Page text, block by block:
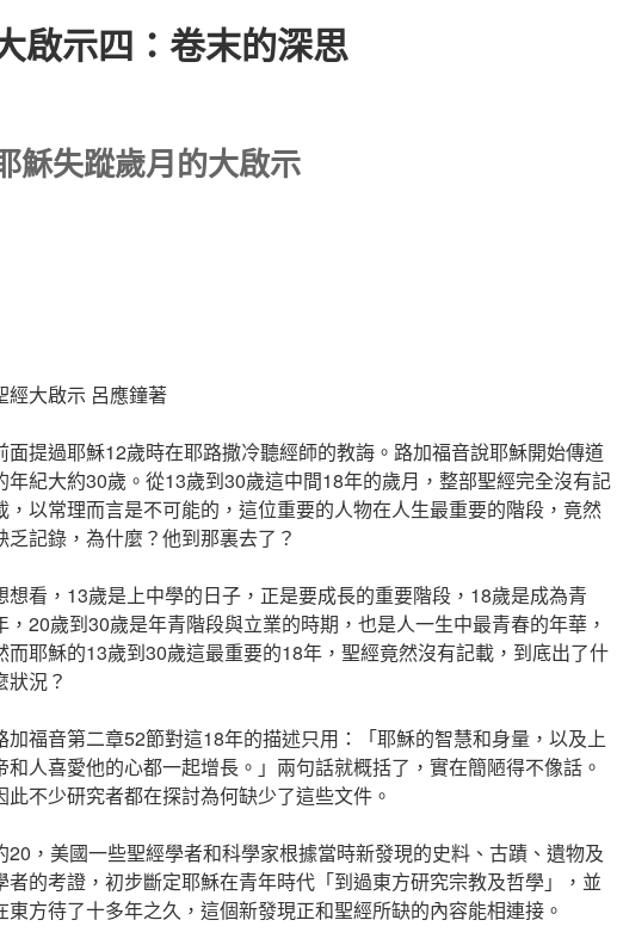
啟示四：卷末的深思
穌失蹤歲月的大啟示
經大啟示 呂應鐘著
面提過耶穌12歲時在耶路撒冷聽經師的教誨。路加福音說耶穌開始傳道
年紀大約30歲。從13歲到30歲這中間18年的歲月，整部聖經完全沒有記
，以常理而言是不可能的，這位重要的人物在人生最重要的階段，竟然
乏記錄，為什麼？他到那裏去了？
想看，13歲是上中學的日子，正是要成長的重要階段，18歲是成為青
，20歲到30歲是年青階段與立業的時期，也是人一生中最青春的年華，
而耶穌的13歲到30歲這最重要的18年，聖經竟然沒有記載，到底出了什
狀況？
加福音第二章52節對這18年的描述只用：「耶穌的智慧和身量，以及上
和人喜愛他的心都一起增長。」兩句話就概括了，實在簡陋得不像話。
此不少研究者都在探討為何缺少了這些文件。
20，美國一些聖經學者和科學家根據當時新發現的史料、古蹟、遺物及
者的考證，初步斷定耶穌在青年時代「到過東方研究宗教及哲學」，並
東方待了十多年之久，這個新發現正和聖經所缺的內容能相連接。